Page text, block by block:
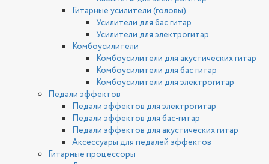
Гитарные усилители (головы)
Усилители для бас гитар
Усилители для электрогитар
Комбоусилители
Комбоусилители для акустических гитар
Комбоусилители для бас гитар
Комбоусилители для электрогитар
Педали эффектов
Педали эффектов для электрогитар
Педали эффектов для бас-гитар
Педали эффектов для акустических гитар
Аксессуары для педалей эффектов
Гитарные процессоры